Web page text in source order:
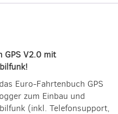
GPS V2.0 mit
Euro-Fahrtenbuch GPS
zum Einbau und
(inkl. Telefonsupport,